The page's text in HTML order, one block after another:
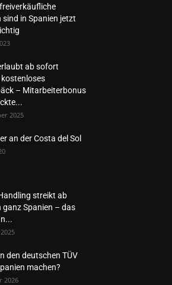
sind in Spanien jetzt
ab sofort
– Mitarbeiterbonus
2025
an der Costa del Sol
streikt ab
ganz Spanien – das
den deutschen TÜV
machen?
2026